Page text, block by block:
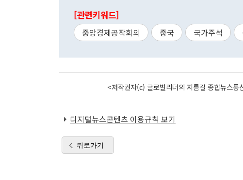
[관련키워드]
중앙경제공작회의 중국 국가주석
<저작권자(c) 글로벌리더의 지름길 종합뉴스
디지털뉴스콘텐츠 이용규칙 보기
뒤로가기